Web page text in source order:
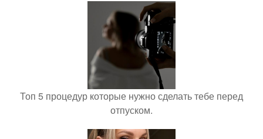
Топ 5 процедур которые нужно сделать тебе перед
отпуском.